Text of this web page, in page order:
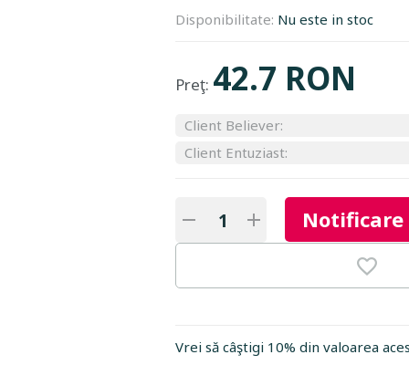
Disponibilitate: Nu este in stoc
Preţ: 42.7 RON
Client Believer:
Client Entuziast:
Notificare
Vrei să câştigi 10% din valoarea